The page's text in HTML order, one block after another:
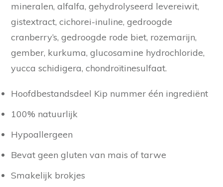
mineralen, alfalfa, gehydrolyseerd levereiwit,
gistextract, cichorei-inuline, gedroogde
cranberry’s, gedroogde rode biet, rozemarijn,
gember, kurkuma, glucosamine hydrochloride,
yucca schidigera, chondroïtinesulfaat.
Hoofdbestandsdeel Kip nummer één ingrediënt
100% natuurlijk
Hypoallergeen
Bevat geen gluten van mais of tarwe
Smakelijk brokjes